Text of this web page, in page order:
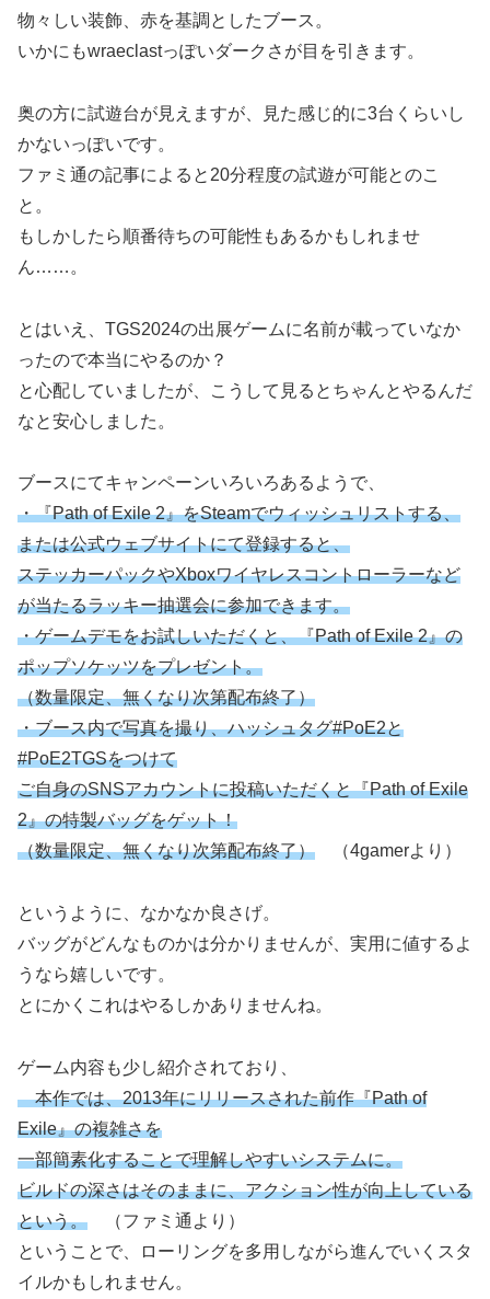
物々しい装飾、赤を基調としたブース。
いかにもwraeclastっぽいダークさが目を引きます。
奥の方に試遊台が見えますが、見た感じ的に3台くらいし
かないっぽいです。
ファミ通の記事によると20分程度の試遊が可能とのこ
と。
もしかしたら順番待ちの可能性もあるかもしれませ
ん……。
とはいえ、TGS2024の出展ゲームに名前が載っていなか
ったので本当にやるのか？
と心配していましたが、こうして見るとちゃんとやるんだ
なと安心しました。
ブースにてキャンペーンいろいろあるようで、
・『Path of Exile 2』をSteamでウィッシュリストする、
または公式ウェブサイトにて登録すると、
ステッカーパックやXboxワイヤレスコントローラーなど
が当たるラッキー抽選会に参加できます。
・ゲームデモをお試しいただくと、『Path of Exile 2』の
ポップソケッツをプレゼント。
（数量限定、無くなり次第配布終了）
・ブース内で写真を撮り、ハッシュタグ#PoE2と
#PoE2TGSをつけて
ご自身のSNSアカウントに投稿いただくと『Path of Exile
2』の特製バッグをゲット！
（数量限定、無くなり次第配布終了） （4gamerより）
というように、なかなか良さげ。
バッグがどんなものかは分かりませんが、実用に値するよ
うなら嬉しいです。
とにかくこれはやるしかありませんね。
ゲーム内容も少し紹介されており、
本作では、2013年にリリースされた前作『Path of
Exile』の複雑さを
一部簡素化することで理解しやすいシステムに。
ビルドの深さはそのままに、アクション性が向上している
という。 （ファミ通より）
ということで、ローリングを多用しながら進んでいくスタ
イルかもしれません。